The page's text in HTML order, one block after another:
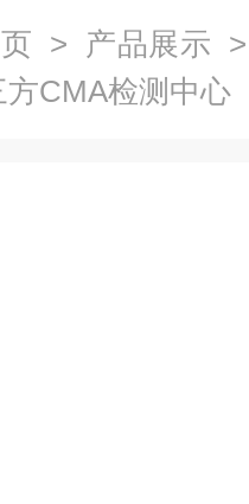
> 产品展示
CMA检测中心